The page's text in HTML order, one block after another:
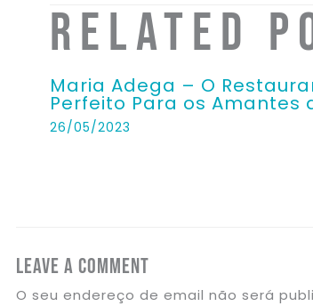
Related
Maria Adega – O
Perfeito Para os Amantes
26/05/2023
Leave a Comment
O seu endereço de email não será